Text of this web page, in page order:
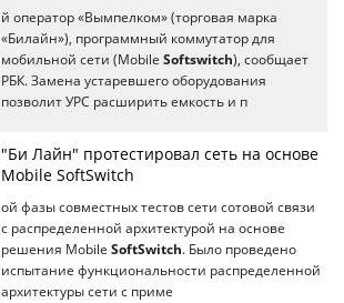
й оператор «Вымпелком» (торговая марка
«Билайн»), программный коммутатор для
мобильной сети (Mobile Softswitch), сообщает
РБК. Замена устаревшего оборудования
позволит УРС расширить емкость и п
"Би Лайн" протестировал сеть на основе
Mobile SoftSwitch
ой фазы совместных тестов сети сотовой связи
с распределенной архитектурой на основе
решения Mobile SoftSwitch. Было проведено
испытание функциональности распределенной
архитектуры сети с приме